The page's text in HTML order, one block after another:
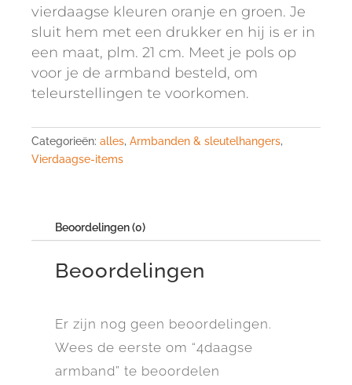
vierdaagse kleuren oranje en groen. Je
sluit hem met een drukker en hij is er in
een maat, plm. 21 cm. Meet je pols op
voor je de armband besteld, om
teleurstellingen te voorkomen.
Categorieën: alles, Armbanden & sleutelhangers,
Vierdaagse-items
Beoordelingen (0)
Beoordelingen
Er zijn nog geen beoordelingen.
Wees de eerste om “4daagse
armband” te beoordelen